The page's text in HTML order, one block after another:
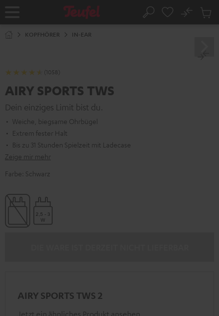
Startseite Suche
No
KOPFHÖRER IN-EAR
(1058)
AIRY SPORTS TWS
Dein einziges Limit bist du.
Weiche, biegsame Ohrbügel
Extrem fester Halt
Bis zu 31 Stunden Spielzeit mit Ladecase
Zeige mir mehr
Farbe: Schwarz
AIRY SPORTS TWS 2
Jetzt ein ähnliches Produkt ansehen